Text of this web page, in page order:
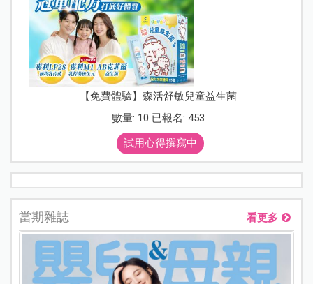
【免費體驗】森活舒敏兒童益生菌
數量: 10 已報名: 453
試用心得撰寫中
當期雜誌 看更多